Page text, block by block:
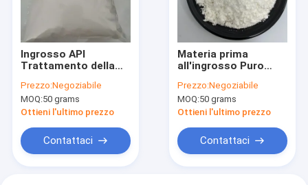
Ingrosso API
Trattamento della
Minoxidil in polvere
CAS 38304-91-5 In
vendita
Prezzo:Negoziabile
MOQ:50 grams
Ottieni l'ultimo prezzo
Contattaci
Materia prima
all'ingrosso Puro
per la crescita dei
capelli Fornitore CAS
38304-91-5
Prezzo:Negoziabile
MOQ:50 grams
Ottieni l'ultimo prezzo
Contattaci